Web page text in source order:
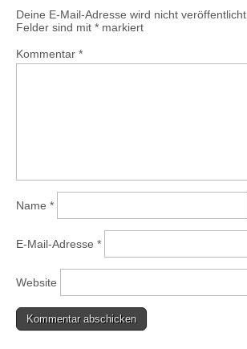
Deine E-Mail-Adresse wird nicht veröffentlicht.
Felder sind mit * markiert
Kommentar *
Name *
E-Mail-Adresse *
Website